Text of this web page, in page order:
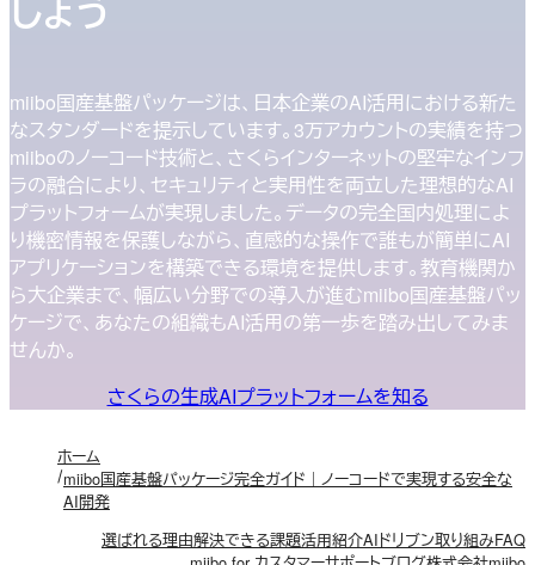
miibo国産基盤パッケージは、日本企業のAI活用における新た
なスタンダードを提示しています。3万アカウントの実績を持つ
miiboのノーコード技術と、さくらインターネットの堅牢なインフ
ラの融合により、セキュリティと実用性を両立した理想的なAI
プラットフォームが実現しました。データの完全国内処理によ
り機密情報を保護しながら、直感的な操作で誰もが簡単にAI
アプリケーションを構築できる環境を提供します。教育機関か
ら大企業まで、幅広い分野での導入が進むmiibo国産基盤パッ
ケージで、あなたの組織もAI活用の第一歩を踏み出してみま
せんか。
さくらの生成AIプラットフォームを知る
ホーム
miibo国産基盤パッケージ完全ガイド｜ノーコードで実現する安全な
AI開発
選ばれる理由解決できる課題活用紹介AIドリブン取り組みFAQ